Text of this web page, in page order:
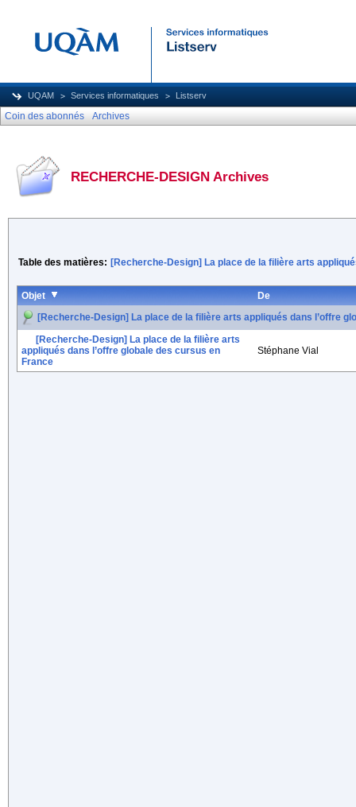
UQAM Services informatiques Listserv
Coin des abonnés Archives
RECHERCHE-DESIGN Archives
Table des matières: [Recherche-Design] La place de la filière arts
Objet
De
[Recherche-Design] La place de la filière arts appliqués dans l’offre
[Recherche-Design] La place de la filière arts
appliqués dans l’offre globale des cursus en
France
Stéphane Vial